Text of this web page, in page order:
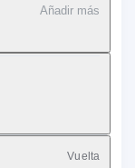
Añadir más
Vuelta